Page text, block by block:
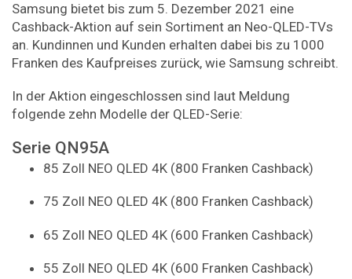
Samsung bietet bis zum 5. Dezember 2021 eine
Cashback-Aktion auf sein Sortiment an Neo-QLED-TVs
an. Kundinnen und Kunden erhalten dabei bis zu 1000
Franken des Kaufpreises zurück, wie Samsung schreibt.
In der Aktion eingeschlossen sind laut Meldung
folgende zehn Modelle der QLED-Serie:
Serie QN95A
85 Zoll NEO QLED 4K (800 Franken Cashback)
75 Zoll NEO QLED 4K (800 Franken Cashback)
65 Zoll NEO QLED 4K (600 Franken Cashback)
55 Zoll NEO QLED 4K (600 Franken Cashback)